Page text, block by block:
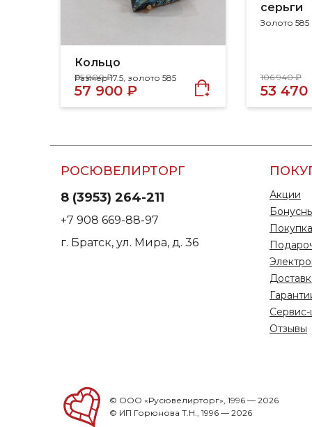
Кольцо
Размер 17.5, золото 585
115 800 ₽
57 900 ₽
серьги
Золото 585
106 940 ₽
53 470
РОСЮВЕЛИРТОРГ
8 (3953) 264-211
+7 908 669-88-97
г. Братск, ул. Мира, д. 36
Акции
Отзывы
© ООО «Русювелирторг», 1996 — 2026
© ИП Горюнова Т.Н., 1996 — 2026